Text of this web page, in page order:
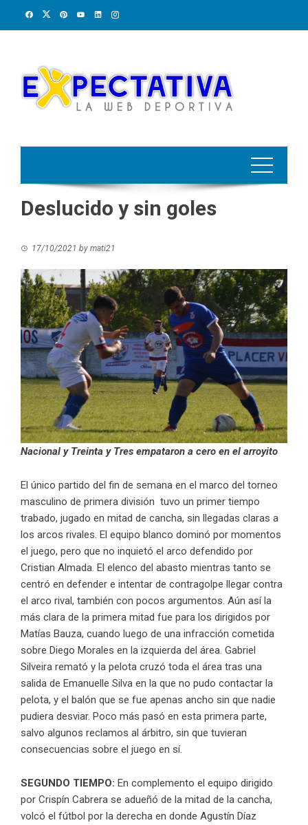
Deslucido y sin goles
17/10/2021 by mati21
Nacional y Treinta y Tres empataron a cero en el arroyito
El único partido del fin de semana en el marco del torneo
masculino de primera división tuvo un primer tiempo
trabado, jugado en mitad de cancha, sin llegadas claras a
los arcos rivales. El equipo blanco dominó por momentos
el juego, pero que no inquietó el arco defendido por
Cristian Almada. El elenco del abasto mientras tanto se
centró en defender e intentar de contragolpe llegar contra
el arco rival, también con pocos argumentos. Aún así la
más clara de la primera mitad fue para los dirigidos por
Matías Bauza, cuando luego de una infracción cometida
sobre Diego Morales en la izquierda del área. Gabriel
Silveira remató y la pelota cruzó toda el área tras una
salida de Emanuelle Silva en la que no pudo contactar la
pelota, y el balón que se fue apenas ancho sin que nadie
pudiera desviar. Poco más pasó en esta primera parte,
salvo algunos reclamos al árbitro, sin que tuvieran
consecuencias sobre el juego en sí.
SEGUNDO TIEMPO: En complemento el equipo dirigido
por Crispín Cabrera se adueñó de la mitad de la cancha,
volcó el fútbol por la derecha en donde Agustín Díaz